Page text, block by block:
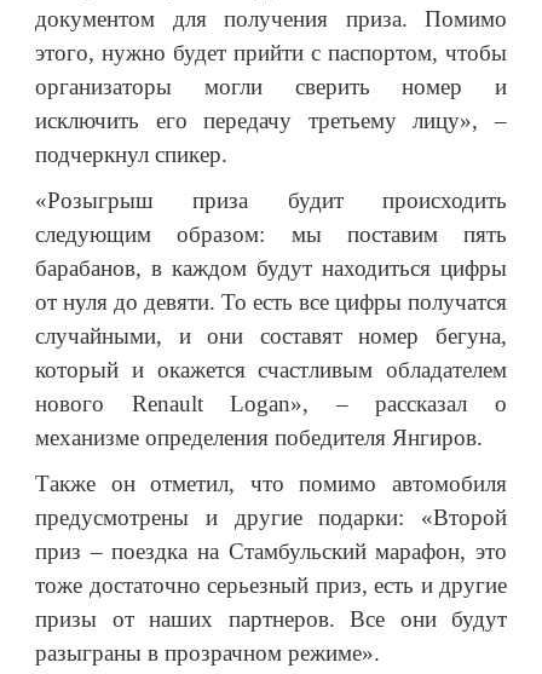
документом для получения приза. Помимо
этого, нужно будет прийти с паспортом, чтобы
организаторы могли сверить номер и
исключить его передачу третьему лицу», –
подчеркнул спикер.
«Розыгрыш приза будит происходить
следующим образом: мы поставим пять
барабанов, в каждом будут находиться цифры
от нуля до девяти. То есть все цифры получатся
случайными, и они составят номер бегуна,
который и окажется счастливым обладателем
нового Renault Logan», – рассказал о
механизме определения победителя Янгиров.
Также он отметил, что помимо автомобиля
предусмотрены и другие подарки: «Второй
приз – поездка на Стамбульский марафон, это
тоже достаточно серьезный приз, есть и другие
призы от наших партнеров. Все они будут
разыграны в прозрачном режиме».